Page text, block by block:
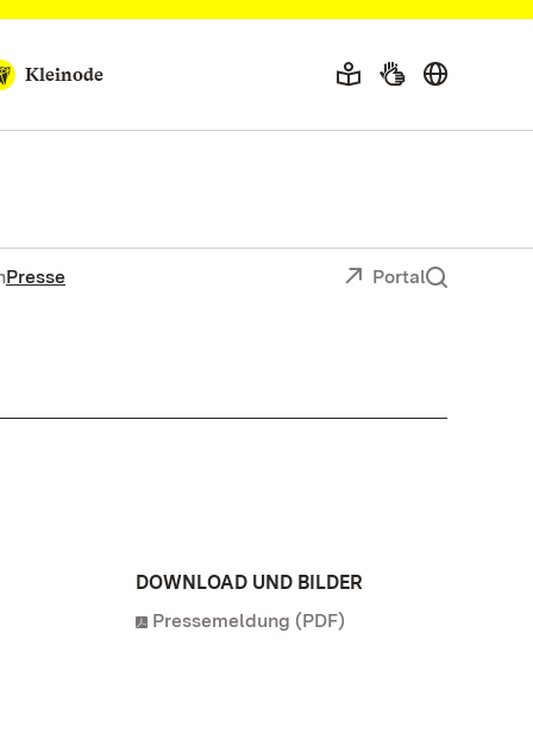
Kleinode
Presse Portal
DOWNLOAD UND BILDER
Pressemeldung (PDF)